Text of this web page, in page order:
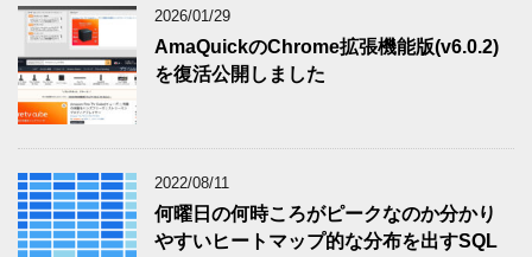
2026/01/29
AmaQuickのChrome拡張機能版(v6.0.2)
を復活公開しました
2022/08/11
何曜日の何時ころがピークなのか分かり
やすいヒートマップ的な分布を出すSQL